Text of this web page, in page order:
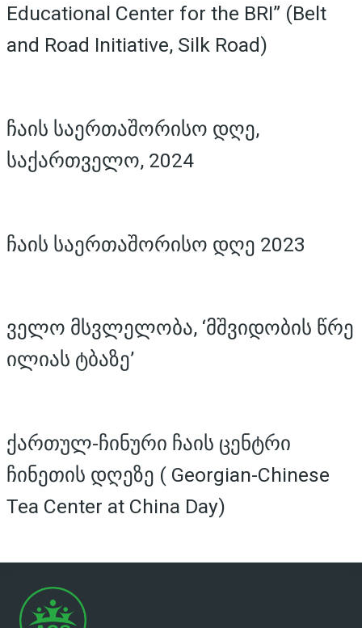
Educational Center for the BRI” (Belt
and Road Initiative, Silk Road)
ჩაის საერთაშორისო დღე,
საქართველო, 2024
ჩაის საერთაშორისო დღე 2023
ველო მსვლელობა, ‘მშვიდობის წრე
ილიას ტბაზე’
ქართულ-ჩინური ჩაის ცენტრი
ჩინეთის დღეზე ( Georgian-Chinese
Tea Center at China Day)